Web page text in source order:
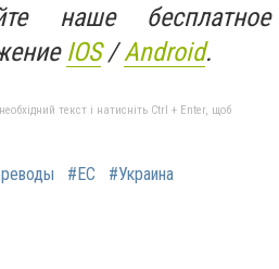
наше бесплатное
IOS/Android.
текст і натисніть Ctrl + Enter, щоб
#ЕС #Украина